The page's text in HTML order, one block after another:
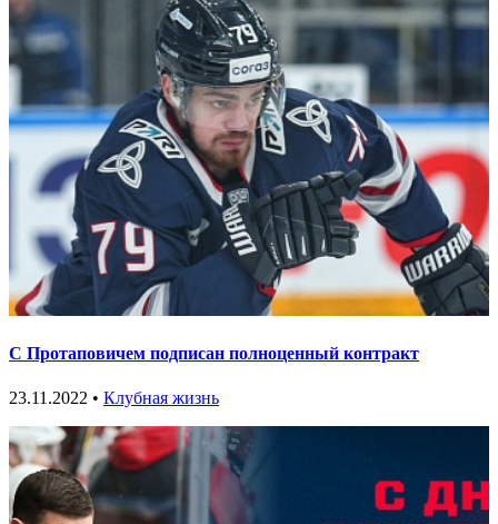
С Протаповичем подписан полноценный контракт
23.11.2022 • Клубная жизнь